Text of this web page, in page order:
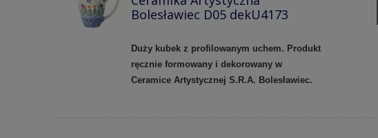
Bolesławiec D05 dekU4173
Duży kubek z profilowanym uchem. Produkt
ręcznie formowany i dekorowany w
Ceramice Artystycznej S.R.A. Bolesławiec.